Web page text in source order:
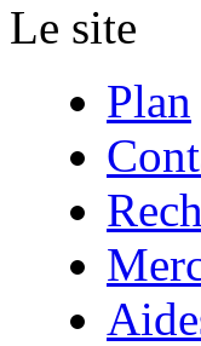
Le site
Plan